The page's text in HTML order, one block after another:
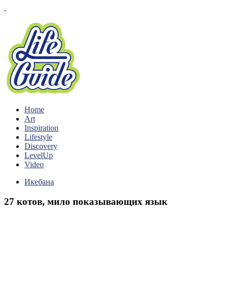
.
Home
Art
Inspiration
Lifestyle
Discovery
LevelUp
Video
Икебана
27 котов, мило показывающих язык